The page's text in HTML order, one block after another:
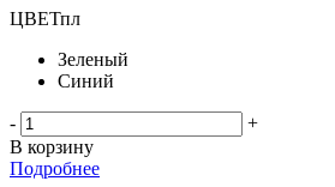
ЦВЕТпл
Зеленый
Синий
-
+
В корзину
Подробнее